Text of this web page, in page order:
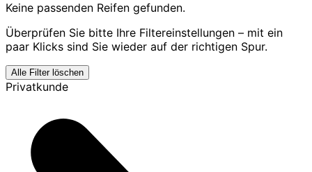
Keine passenden Reifen gefunden.
Überprüfen Sie bitte Ihre Filtereinstellungen – mit ein
paar Klicks sind Sie wieder auf der richtigen Spur.
Alle Filter löschen
Privatkunde